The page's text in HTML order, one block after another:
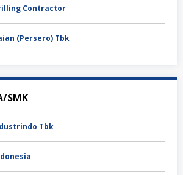
Contractor
(Persero) Tbk
SMK
Tbk